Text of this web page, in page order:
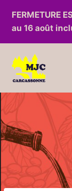
contenu
FERMETURE
au 16 août